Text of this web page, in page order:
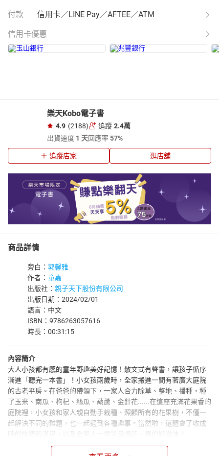
付款 信用卡／LINE Pay／AFTEE／ATM
信用卡優惠
樂天Kobo電子書
4.9 (2188) 追蹤 2.4萬
出貨速度 1 天回應率57%
追蹤店家 逛店舖
商品詳情
旁白： 郭馨雅
作者： 童嘉
出版社： 親子天下股份有限公司
出版日期：2024/02/01
語言：中文
ISBN：9786263057616
時長：00:31:15
內容簡介
大人小孩都有感的童年野趣美好記憶！散文式有聲書，讓孩子循序
漸進「聽完一本書」！小女孩兩歲時，全家搬進一間有著廣大庭院
的古老平房。在爸爸的帶領下，一家人合力除草、整地、播種，種
了玉米、南瓜、枸杞、絲瓜、葫蘆、金針花......在這座充滿花果香的
庭院裡，小女孩和家人親自動手栽種、照顧所有的花果樹，不僅一
起解決不同的難題，也一起遇到各種趣事。當然啦，還體會了收成
時的快樂和滿足，以及全家人一塊兒品嚐花、果的好滋味！